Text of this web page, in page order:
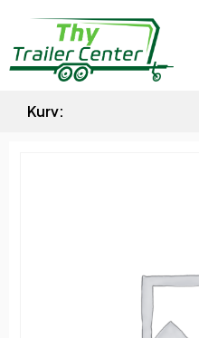
Kurv: